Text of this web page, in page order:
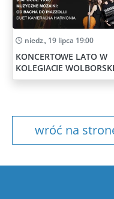
niedz., 19 lipca 19:00
KONCERTOWE LATO W
KOLEGIACIE
wróć na